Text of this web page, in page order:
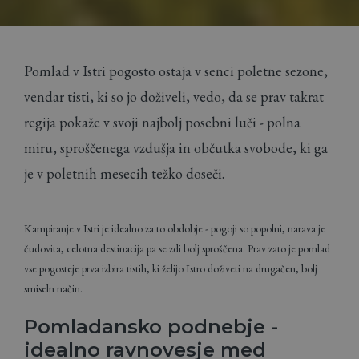
Pomlad v Istri pogosto ostaja v senci poletne sezone,
vendar tisti, ki so jo doživeli, vedo, da se prav takrat
regija pokaže v svoji najbolj posebni luči - polna
miru, sproščenega vzdušja in občutka svobode, ki ga
je v poletnih mesecih težko doseči.
Kampiranje v Istri je idealno za to obdobje - pogoji so popolni, narava je
čudovita, celotna destinacija pa se zdi bolj sproščena. Prav zato je pomlad
vse pogosteje prva izbira tistih, ki želijo Istro doživeti na drugačen, bolj
smiseln način.
Pomladansko podnebje -
idealno ravnovesje med